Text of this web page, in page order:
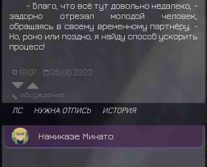
Сенджу Тобирама получил награду за
миссию ранга C
Сенджу Тобирама получил награду за
Хьюга Ханаби получил награду за миссию
ранга C
Намиказе МинатозабираетОдежда:
Намиказе Минатозабирает
красное кимоно
- Благо, что всё тут довольно недалеко, -
задорно отрезал молодой человек,
обращаясь в своему временному партнёру, -
Но, роно или поздно, я найду способ ускорить
процесс!
19:07 05.06.2023
обсуждение
ЛС НУЖНА ОТПИСЬ ИСТОРИЯ
Намиказе Минато